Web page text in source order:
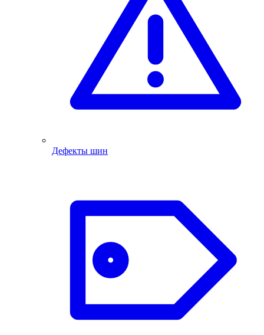
Дефекты шин